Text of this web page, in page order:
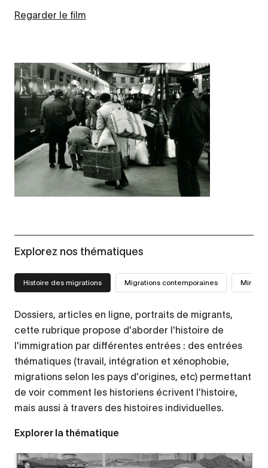
Regarder le film
Explorez nos thématiques
Histoire des migrations Migrations contemporaines Mini-
Dossiers, articles en ligne, portraits de migrants,
cette rubrique propose d'aborder l'histoire de
l'immigration par différentes entrées : des entrées
thématiques (travail, intégration et xénophobie,
migrations selon les pays d'origines, etc) permettant
de voir comment les historiens écrivent l'histoire,
mais aussi à travers des histoires individuelles.
Explorer la thématique